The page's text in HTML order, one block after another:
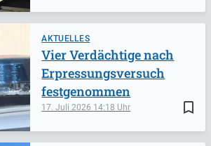
AKTUELLES
bookmark_border
17. Juli 2026 14:18
Vier Verdächtige nach
Erpressungsversuch
festgenommen